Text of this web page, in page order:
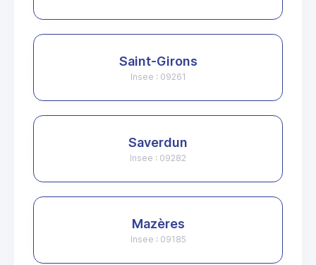
Saint-Girons
Insee : 09261
Saverdun
Insee : 09282
Mazères
Insee : 09185